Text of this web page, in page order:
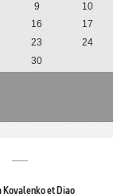
9
10
16
17
23
24
30
Kovalenko et Diao